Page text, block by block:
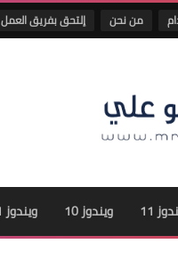
من نحن إلتحق بفريق العمل
11 ويندوز 10 ويندوز 8.1